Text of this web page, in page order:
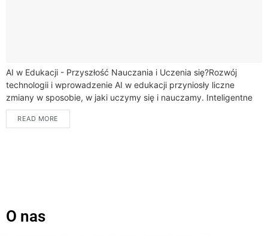
AI w Edukacji - Przyszłość Nauczania i Uczenia się?Rozwój
technologii i wprowadzenie AI w edukacji przyniosły liczne
zmiany w sposobie, w jaki uczymy się i nauczamy. Inteligentne
systemy tutoringu, oparte...
READ MORE
O nas